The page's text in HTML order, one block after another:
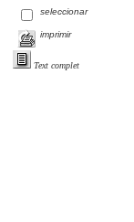
seleccionar
imprimir
Text complet